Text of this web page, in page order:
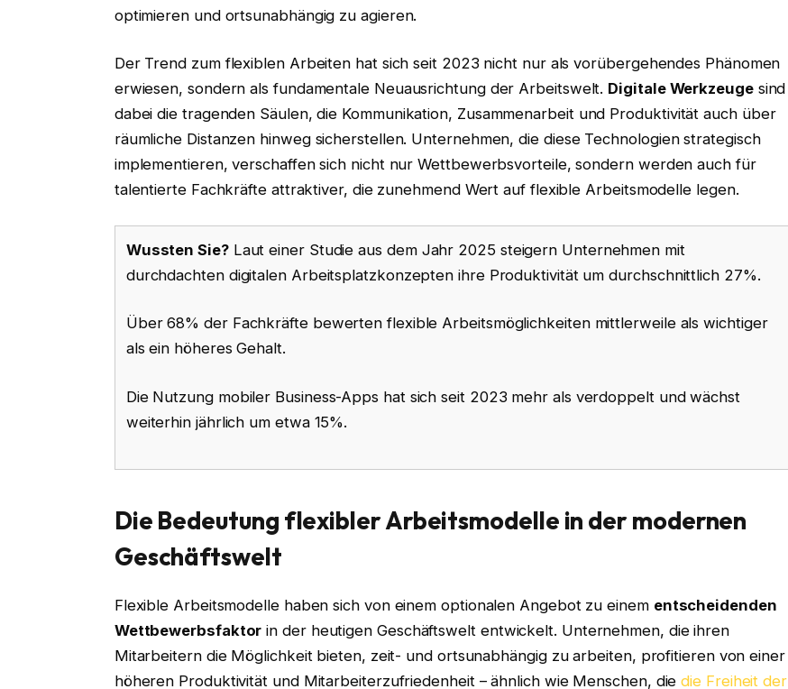
optimieren und ortsunabhängig zu agieren.
Der Trend zum flexiblen Arbeiten hat sich seit 2023 nicht nur als vorübergehendes Phänomen
erwiesen, sondern als fundamentale Neuausrichtung der Arbeitswelt. Digitale Werkzeugesind
dabei die tragenden Säulen, die Kommunikation, Zusammenarbeit und Produktivität auch über
räumliche Distanzen hinweg sicherstellen. Unternehmen, die diese Technologien strategisch
implementieren, verschaffen sich nicht nur Wettbewerbsvorteile, sondern werden auch für
talentierte Fachkräfte attraktiver, die zunehmend Wert auf flexible Arbeitsmodelle legen.
Wussten Sie?Laut einer Studie aus dem Jahr 2025 steigern Unternehmen mit
durchdachten digitalen Arbeitsplatzkonzepten ihre Produktivität um durchschnittlich 27%.
Über 68% der Fachkräfte bewerten flexible Arbeitsmöglichkeiten mittlerweile als wichtiger
als ein höheres Gehalt.
Die Nutzung mobiler Business-Apps hat sich seit 2023 mehr als verdoppelt und wächst
weiterhin jährlich um etwa 15%.
Die Bedeutung flexibler Arbeitsmodelle in der modernen
Geschäftswelt
Flexible Arbeitsmodelle haben sich von einem optionalen Angebot zu einem entscheidenden
Wettbewerbsfaktor in der heutigen Geschäftswelt entwickelt. Unternehmen, die ihren
Mitarbeitern die Möglichkeit bieten, zeit- und ortsunabhängig zu arbeiten, profitieren von einer
höheren Produktivität und Mitarbeiterzufriedenheit – ähnlich wie Menschen, diedie Freiheit der